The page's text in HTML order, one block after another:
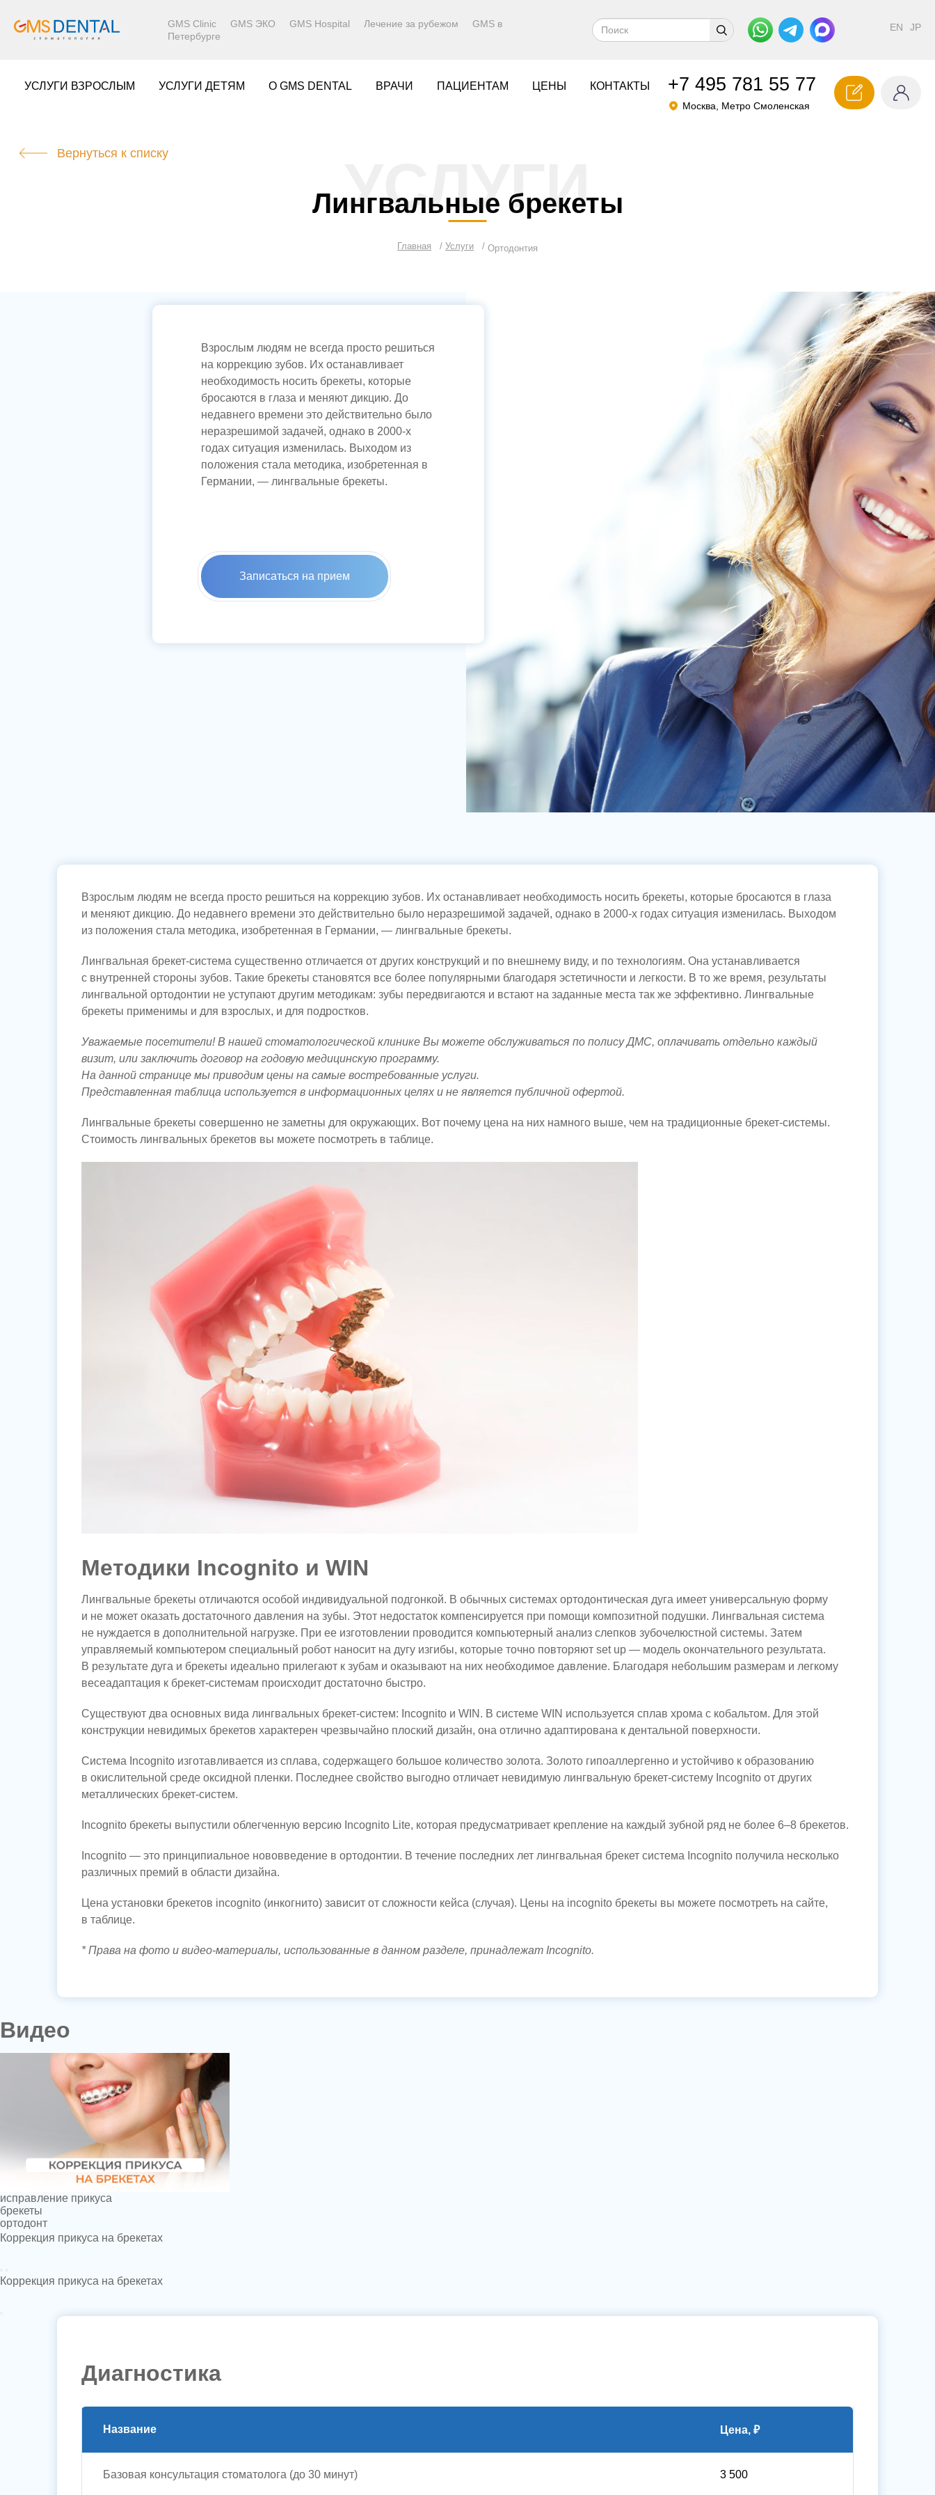
GMS Clinic GMS ЭКО GMS Hospital Лечение за рубежом
GMS в
Петербурге
EN JP
УСЛУГИ ВЗРОСЛЫМ УСЛУГИ ДЕТЯМ О GMS DENTAL ВРАЧИ ПАЦИЕНТАМ ЦЕНЫ КОНТАКТЫ +7 495 781 55 77
Москва, Метро Смоленская
Вернуться к списку
Лингвальные брекеты
УСЛУГИ
Главная Услуги Ортодонтия
Взрослым людям не всегда просто решиться
на коррекцию зубов. Их останавливает
необходимость носить брекеты, которые
бросаются в глаза и меняют дикцию. До
недавнего времени это действительно было
неразрешимой задачей, однако в 2000-х
годах ситуация изменилась. Выходом из
положения стала методика, изобретенная в
Германии, — лингвальные брекеты.
Записаться на прием
Взрослым людям не всегда просто решиться на коррекцию зубов. Их останавливает необходимость носить брекеты, которые бросаются в глаза
и меняют дикцию. До недавнего времени это действительно было неразрешимой задачей, однако в 2000-х годах ситуация изменилась. Выходом
из положения стала методика, изобретенная в Германии, — лингвальные брекеты.
Лингвальная брекет-система существенно отличается от других конструкций и по внешнему виду, и по технологиям. Она устанавливается
с внутренней стороны зубов. Такие брекеты становятся все более популярными благодаря эстетичности и легкости. В то же время, результаты
лингвальной ортодонтии не уступают другим методикам: зубы передвигаются и встают на заданные места так же эффективно. Лингвальные
брекеты применимы и для взрослых, и для подростков.
Уважаемые посетители! В нашей стоматологической клинике Вы можете обслуживаться по полису ДМС, оплачивать отдельно каждый
визит, или заключить договор на годовую медицинскую программу.
На данной странице мы приводим цены на самые востребованные услуги.
Представленная таблица используется в информационных целях и не является публичной офертой.
Лингвальные брекеты совершенно не заметны для окружающих. Вот почему цена на них намного выше, чем на традиционные брекет-системы.
Стоимость лингвальных брекетов вы можете посмотреть в таблице.
Методики Incognito и WIN
Лингвальные брекеты отличаются особой индивидуальной подгонкой. В обычных системах ортодонтическая дуга имеет универсальную форму
и не может оказать достаточного давления на зубы. Этот недостаток компенсируется при помощи композитной подушки. Лингвальная система
не нуждается в дополнительной нагрузке. При ее изготовлении проводится компьютерный анализ слепков зубочелюстной системы. Затем
управляемый компьютером специальный робот наносит на дугу изгибы, которые точно повторяют set up — модель окончательного результата.
В результате дуга и брекеты идеально прилегают к зубам и оказывают на них необходимое давление. Благодаря небольшим размерам и легкому
весeaдаптация к брекет-системам происходит достаточно быстро.
Существуют два основных вида лингвальных брекет-систем: Incognito и WIN. В системе WIN используется сплав хрома с кобальтом. Для этой
конструкции невидимых брекетов характерен чрезвычайно плоский дизайн, она отлично адаптирована к дентальной поверхности.
Система Incognito изготавливается из сплава, содержащего большое количество золота. Золото гипоаллергенно и устойчиво к образованию
в окислительной среде оксидной пленки. Последнее свойство выгодно отличает невидимую лингвальную брекет-систему Incognito от других
металлических брекет-систем.
Incognito брекеты выпустили облегченную версию Incognito Lite, которая предусматривает крепление на каждый зубной ряд не более 6–8 брекетов.
Incognito — это принципиальное нововведение в ортодонтии. В течение последних лет лингвальная брекет система Incognito получила несколько
различных премий в области дизайна.
Цена установки брекетов incognito (инкогнито) зависит от сложности кейса (случая). Цены на incognito брекеты вы можете посмотреть на сайте,
в таблице.
* Права на фото и видео-материалы, использованные в данном разделе, принадлежат Incognito.
Видео
исправление прикуса
брекеты
ортодонт
Коррекция прикуса на брекетах
Видео
Коррекция прикуса на брекетах
Диагностика
Название Цена, ₽
Базовая консультация стоматолога (до 30 минут) 3 500